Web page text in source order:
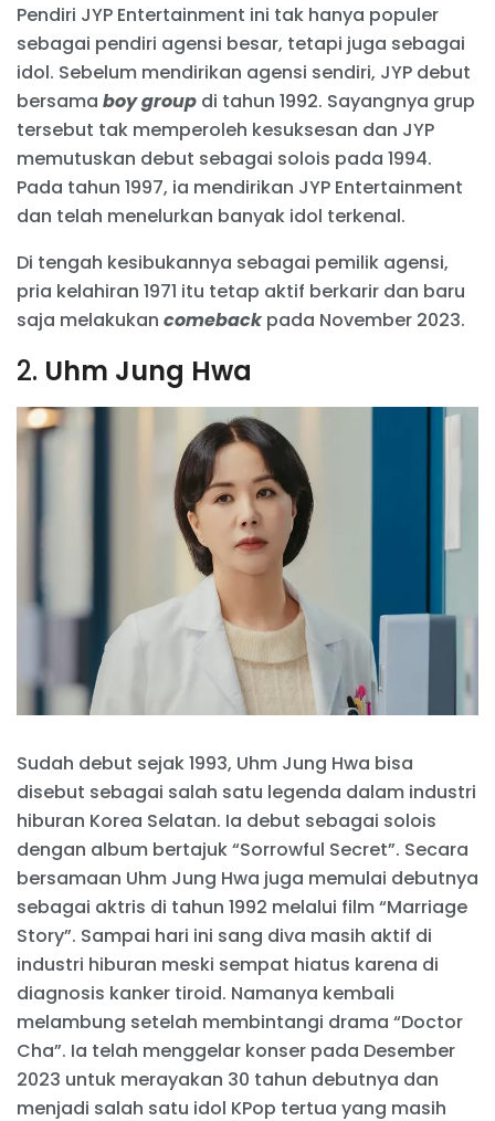
Pendiri JYP Entertainment ini tak hanya populer
sebagai pendiri agensi besar, tetapi juga sebagai
idol. Sebelum mendirikan agensi sendiri, JYP debut
bersama boy group di tahun 1992. Sayangnya grup
tersebut tak memperoleh kesuksesan dan JYP
memutuskan debut sebagai solois pada 1994.
Pada tahun 1997, ia mendirikan JYP Entertainment
dan telah menelurkan banyak idol terkenal.
Di tengah kesibukannya sebagai pemilik agensi,
pria kelahiran 1971 itu tetap aktif berkarir dan baru
saja melakukan comebackpada November 2023.
2. Uhm Jung Hwa
Sudah debut sejak 1993, Uhm Jung Hwa bisa
disebut sebagai salah satu legenda dalam industri
hiburan Korea Selatan. Ia debut sebagai solois
dengan album bertajuk “Sorrowful Secret”. Secara
bersamaan Uhm Jung Hwa juga memulai debutnya
sebagai aktris di tahun 1992 melalui film “Marriage
Story”. Sampai hari ini sang diva masih aktif di
industri hiburan meski sempat hiatus karena di
diagnosis kanker tiroid. Namanya kembali
melambung setelah membintangi drama “Doctor
Cha”. Ia telah menggelar konser pada Desember
2023 untuk merayakan 30 tahun debutnya dan
menjadi salah satu idol KPop tertua yang masih